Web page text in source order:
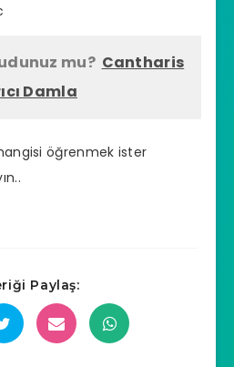
mu? Cantharis
Damla
öğrenmek ister
Paylaş: